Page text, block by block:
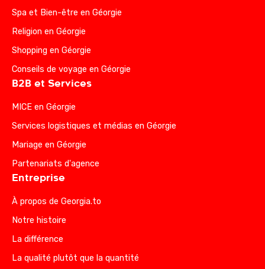
Spa et Bien-être en Géorgie
Religion en Géorgie
Shopping en Géorgie
Conseils de voyage en Géorgie
B2B et Services
MICE en Géorgie
Services logistiques et médias en Géorgie
Mariage en Géorgie
Partenariats d'agence
Entreprise
À propos de Georgia.to
Notre histoire
La différence
La qualité plutôt que la quantité